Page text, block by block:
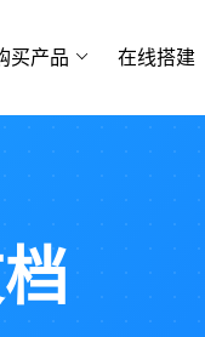
买产品 在线搭建